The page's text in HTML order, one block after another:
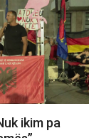
ikim pa